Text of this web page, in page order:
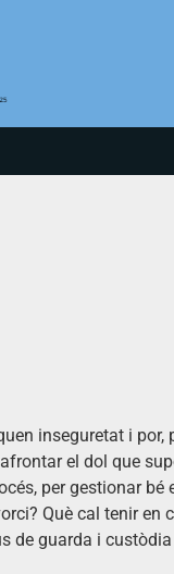
inseguretat i por,
el dol que
per gestionar bé
Què cal tenir en
de guarda i